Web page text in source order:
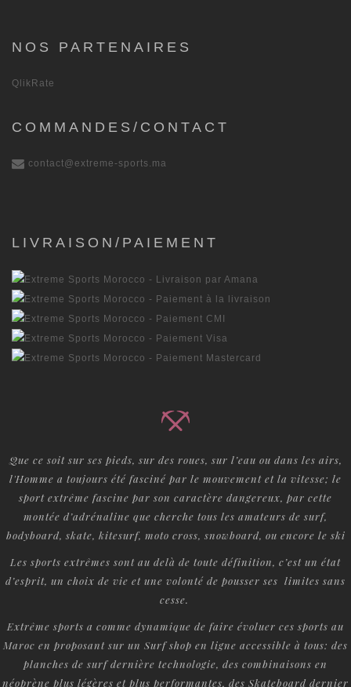
NOS PARTENAIRES
QlikRate
COMMANDES/CONTACT
contact@extreme-sports.ma
LIVRAISON/PAIEMENT
Que ce soit sur ses pieds, sur des roues, sur l’eau ou dans les airs,
l'Homme a toujours été fasciné par le mouvement et la vitesse; le
sport extrême fascine par son caractère dangereux, par cette
montée d’adrénaline que cherche tous les amateurs de surf,
bodyboard, skate, kitesurf, moto cross, snowboard, ou encore le ski
Les sports extrêmes sont au delà de toute définition, c’est un état
d’esprit, un choix de vie et une volonté de pousser ses limites sans
cesse.
Extrême sports a comme dynamique de faire évoluer ces sports au
Maroc en proposant sur un Surf shop en ligne accessible à tous: des
planches de surf dernière technologie, des combinaisons en
néoprène plus légères et plus performantes, des Skateboard dernier